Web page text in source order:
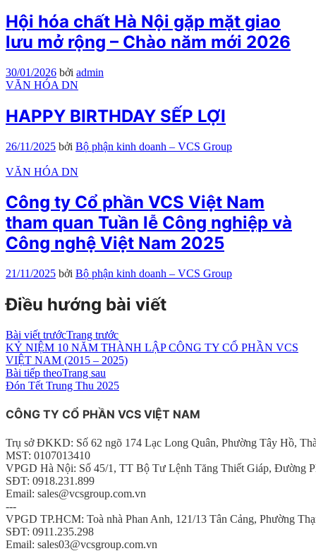
Hội hóa chất Hà Nội gặp mặt giao
lưu mở rộng – Chào năm mới 2026
30/01/2026 bởi admin
VĂN HÓA DN
HAPPY BIRTHDAY SẾP LỢI
26/11/2025 bởi Bộ phận kinh doanh – VCS Group
VĂN HÓA DN
Công ty Cổ phần VCS Việt Nam
tham quan Tuần lễ Công nghiệp và
Công nghệ Việt Nam 2025
21/11/2025 bởi Bộ phận kinh doanh – VCS Group
Điều hướng bài viết
Bài viết trướcTrang trước
KỶ NIỆM 10 NĂM THÀNH LẬP CÔNG TY CỔ PHẦN VCS
VIỆT NAM (2015 – 2025)
Bài tiếp theoTrang sau
Đón Tết Trung Thu 2025
CÔNG TY CỔ PHẦN VCS VIỆT NAM
Trụ sở ĐKKD: Số 62 ngõ 174 Lạc Long Quân, Phường Tây Hồ,
MST: 0107013410
VPGD Hà Nội: Số 45/1, TT Bộ Tư Lệnh Tăng Thiết Giáp, Đường
SĐT: 0918.231.899
Email: sales@vcsgroup.com.vn
---
VPGD TP.HCM: Toà nhà Phan Anh, 121/13 Tân Cảng, Phường
SĐT: 0911.235.298
Email: sales03@vcsgroup.com.vn